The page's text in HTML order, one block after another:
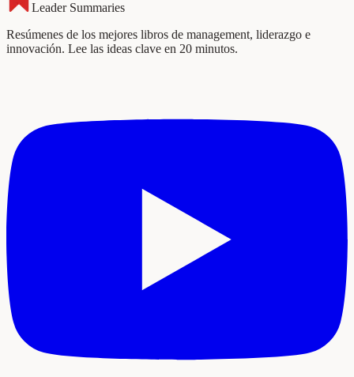
Leader Summaries
Resúmenes de los mejores libros de management, liderazgo e
innovación. Lee las ideas clave en 20 minutos.